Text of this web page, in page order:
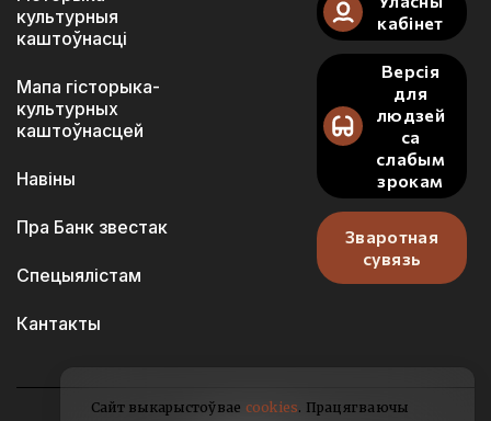
культурныя
каштоўнасці
Мапа гісторыка-
культурных
каштоўнасцей
Навіны
Пра Банк звестак
Спецыялістам
Кантакты
кабінет
Версія
для
людзей
са
слабым
зрокам
Зваротная
сувязь
Сайт выкарыстоўвае cookies. Працягваючы